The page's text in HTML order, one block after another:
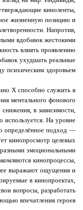
киноленты,
жизненную позицию и
Напротив,
вдобавок жестокими
влиять проявлению
ухудшать реальные
психическим здоровьем.
Х способно служить в
ментального фонового
в зависимости,
используется. На уровне
определённое подход —
кинопросмотр целевых
эмоциональными
кинопроцессы,
выражают ощущения и
в кинопроектах,
вопросы, разработать
впечатления героев.